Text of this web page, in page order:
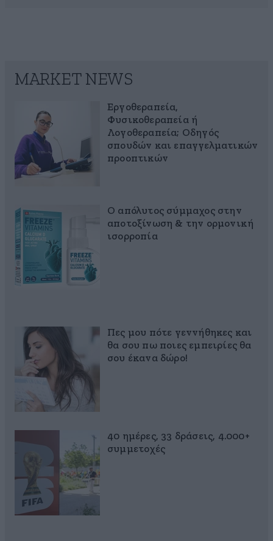
MARKET NEWS
Εργοθεραπεία,
Φυσικοθεραπεία ή
Λογοθεραπεία; Οδηγός
σπουδών και επαγγελματικών
προοπτικών
Ο απόλυτος σύμμαχος στην
αποτοξίνωση & την ορμονική
ισορροπία
Πες μου πότε γεννήθηκες και
θα σου πω ποιες εμπειρίες θα
σου έκανα δώρο!
40 ημέρες, 33 δράσεις, 4.000+
συμμετοχές